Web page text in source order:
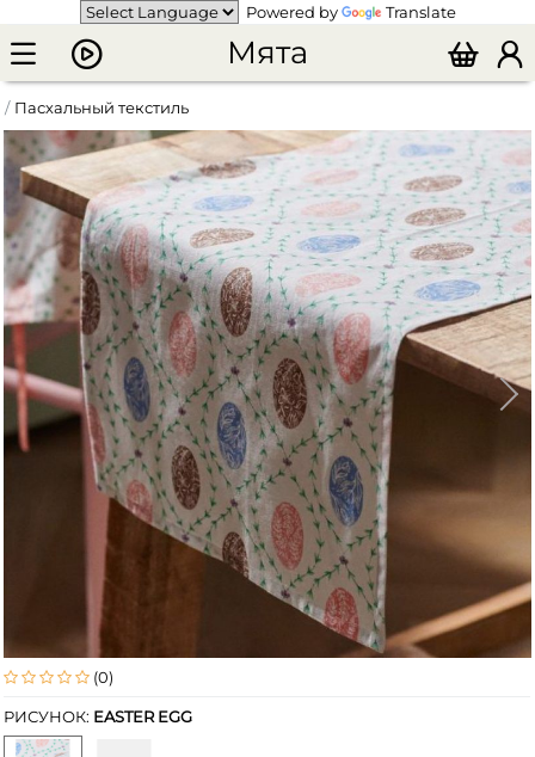
Powered by Translate
Мята
Пасхальный текстиль
Пасхальный декор для украшения стола "Easter"
(0)
РИСУНОК: EASTER EGG